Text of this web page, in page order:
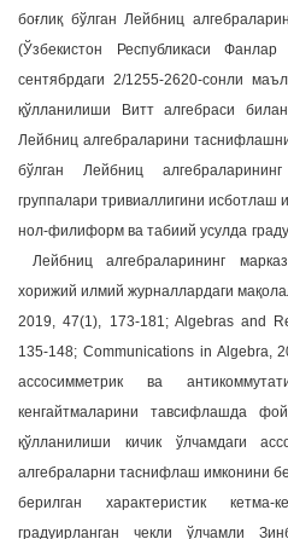
боғлиқ бўлган Лейбниц
(Ўзбекистон Республикаси
сентябрдаги 2/1255-2620-сонли
қўлланилиши Витт алгебраси
Лейбниц алгебраларини
бўлган Лейбниц
группалари тривиаллигини исботлаш
нол-филиформ ва табиий усулда
Лейбниц алгебраларининг
хорижий илмий журналлардаги
2019, 47(1), 173-181; Algebras and
135-148; Communications in Algebra,
ассосимметрик ва
кенгайтмаларини тавсифлашда
қўлланилиши кичик ўлчамдаги
алгебраларни таснифлаш имконини
берилган характеристик
градуирланган чекли ўлчамли